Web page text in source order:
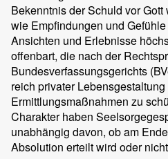
Bekenntnis der Schuld vor Gott
wie Empfindungen und
Ansichten und Erlebnisse
offenbart, die nach der
Bundesverfassungsgerichts
reich privater Lebensgestaltung
Ermittlungsmaßnahmen zu
Charakter haben
unabhängig davon, ob am
Absolution erteilt wird oder